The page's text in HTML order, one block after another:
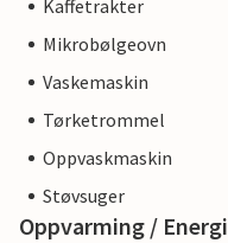
Kaffetrakter
Mikrobølgeovn
Vaskemaskin
Tørketrommel
Oppvaskmaskin
Støvsuger
Oppvarming / Energi